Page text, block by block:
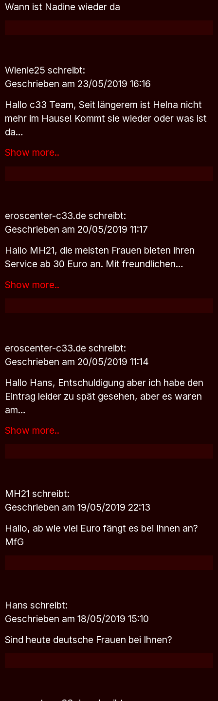
Wann ist Nadine wieder da
Wienie25 schreibt:
Geschrieben am 23/05/2019 16:16
Hallo c33 Team, Seit längerem ist Helna nicht
mehr im Hause! Kommt sie wieder oder was ist
da…
Show more..
eroscenter-c33.de schreibt:
Geschrieben am 20/05/2019 11:17
Hallo MH21, die meisten Frauen bieten ihren
Service ab 30 Euro an. Mit freundlichen…
Show more..
eroscenter-c33.de schreibt:
Geschrieben am 20/05/2019 11:14
Hallo Hans, Entschuldigung aber ich habe den
Eintrag leider zu spät gesehen, aber es waren
am…
Show more..
MH21 schreibt:
Geschrieben am 19/05/2019 22:13
Hallo, ab wie viel Euro fängt es bei Ihnen an?
MfG
Hans schreibt:
Geschrieben am 18/05/2019 15:10
Sind heute deutsche Frauen bei Ihnen?